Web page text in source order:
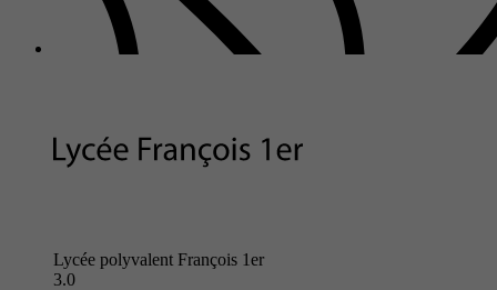
Lycée polyvalent François 1er
3.0